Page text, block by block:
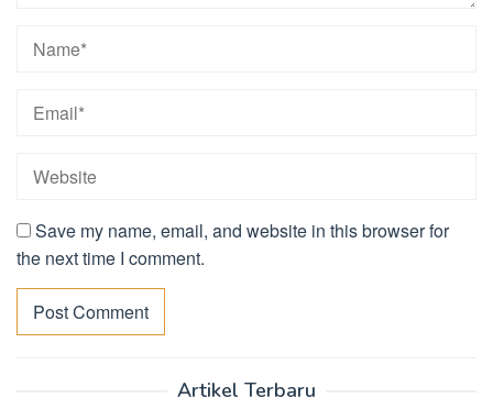
Save my name, email, and website in this browser for
the next time I comment.
Artikel Terbaru